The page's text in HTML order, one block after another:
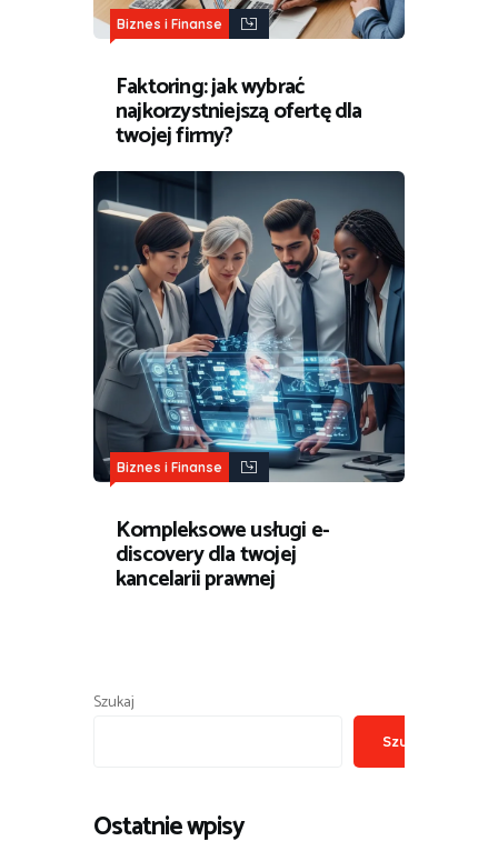
Biznes i Finanse
Faktoring: jak wybrać
najkorzystniejszą ofertę dla
twojej firmy?
Biznes i Finanse
Kompleksowe usługi e-
discovery dla twojej
kancelarii prawnej
Szukaj
Szukaj
Ostatnie wpisy